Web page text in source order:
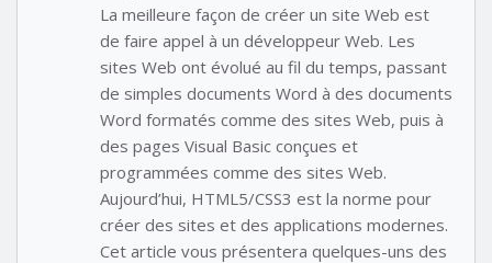
La meilleure façon de créer un site Web est
de faire appel à un développeur Web. Les
sites Web ont évolué au fil du temps, passant
de simples documents Word à des documents
Word formatés comme des sites Web, puis à
des pages Visual Basic conçues et
programmées comme des sites Web.
Aujourd’hui, HTML5/CSS3 est la norme pour
créer des sites et des applications modernes.
Cet article vous présentera quelques-uns des